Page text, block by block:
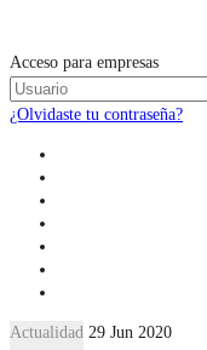
Acceso para empresas
¿Olvidaste tu contraseña?
Actualidad 29 Jun 2020